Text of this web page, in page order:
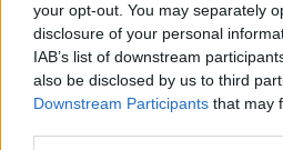
your opt-out. You may separately
disclosure of your personal
IAB’s list of downstream
also be disclosed by us to third
Downstream Participants that may